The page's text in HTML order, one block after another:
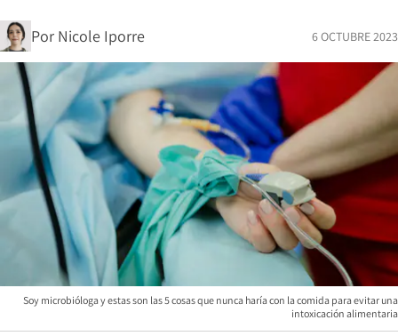
Por Nicole Iporre 6 OCTUBRE 2023
Soy microbióloga y estas son las 5 cosas que nunca haría con la comida para evitar una
intoxicación alimentaria